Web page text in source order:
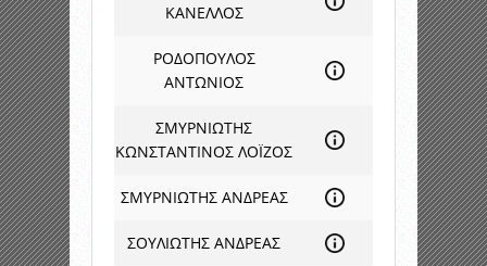
ΚΑΝΕΛΛΟΣ
ΡΟΔΟΠΟΥΛΟΣ
ΑΝΤΩΝΙΟΣ
ΣΜΥΡΝΙΩΤΗΣ
ΚΩΝΣΤΑΝΤΙΝΟΣ ΛΟΪΖΟΣ
ΣΜΥΡΝΙΩΤΗΣ ΑΝΔΡΕΑΣ
ΣΟΥΛΙΩΤΗΣ ΑΝΔΡΕΑΣ